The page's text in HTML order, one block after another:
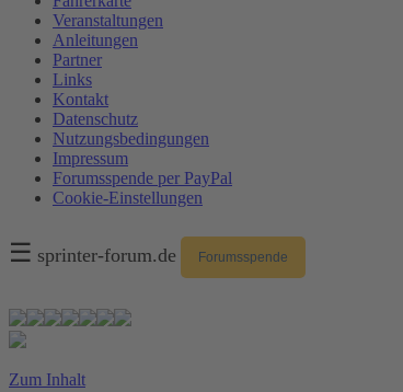
Veranstaltungen
Anleitungen
Partner
Links
Kontakt
Datenschutz
Nutzungsbedingungen
Impressum
Forumsspende per PayPal
Cookie-Einstellungen
☰ sprinter-forum.de Forumsspende
Zum Inhalt